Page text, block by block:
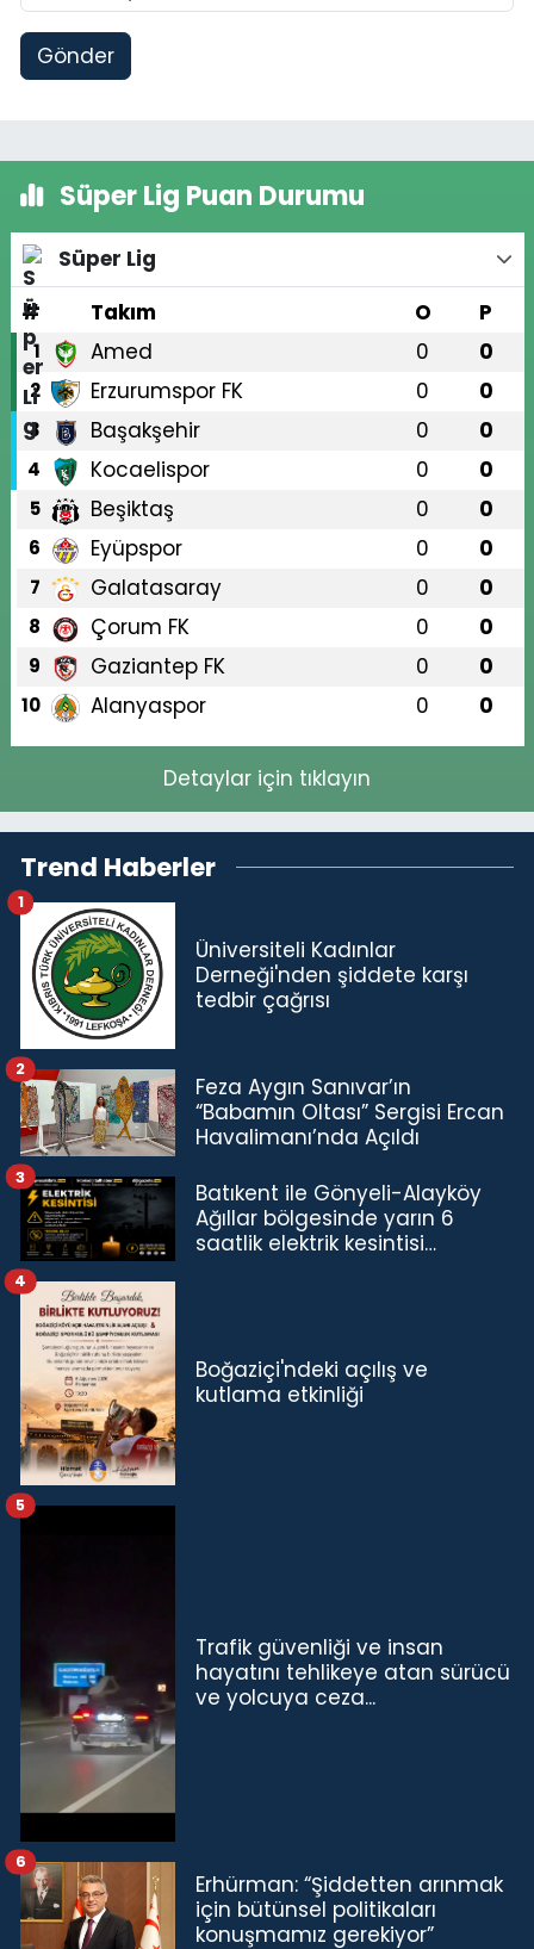
Gönder
Süper Lig Puan Durumu
Süper Lig
#
Takım O P
1 Amed 0 0
2 Erzurumspor FK 0 0
3 Başakşehir 0 0
4 Kocaelispor 0 0
5 Beşiktaş 0 0
6 Eyüpspor 0 0
7 Galatasaray 0 0
8 Çorum FK 0 0
9 Gaziantep FK 0 0
10 Alanyaspor 0 0
Detaylar için tıklayın
Trend Haberler
Üniversiteli Kadınlar
Derneği'nden şiddete karşı
tedbir çağrısı
1
Feza Aygın Sanıvar’ın
“Babamın Oltası” Sergisi Ercan
Havalimanı’nda Açıldı
2
Batıkent ile Gönyeli-Alayköy
Ağıllar bölgesinde yarın 6
saatlik elektrik kesintisi…
3
Boğaziçi'ndeki açılış ve
kutlama etkinliği
4
Trafik güvenliği ve insan
hayatını tehlikeye atan sürücü
ve yolcuya ceza...
5
Erhürman: “Şiddetten arınmak
için bütünsel politikaları
konuşmamız gerekiyor”
6